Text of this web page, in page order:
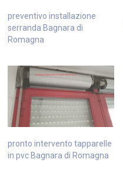
preventivo installazione
serranda Bagnara di
Romagna
pronto intervento tapparelle
in pvc Bagnara di Romagna